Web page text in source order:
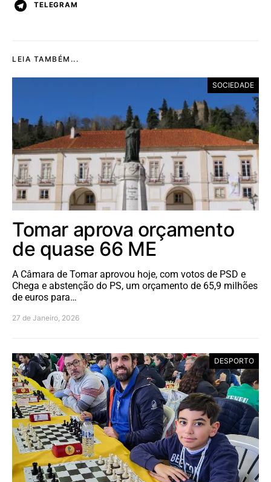
TELEGRAM
LEIA TAMBÉM...
SOCIEDADE
Tomar aprova orçamento
de quase 66 ME
A Câmara de Tomar aprovou hoje, com votos de PSD e
Chega e abstenção do PS, um orçamento de 65,9 milhões
de euros para…
27 de Janeiro, 2026
DESPORTO